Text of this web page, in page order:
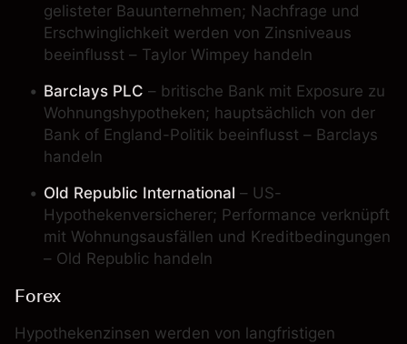
gelisteter Bauunternehmen; Nachfrage und
Erschwinglichkeit werden von Zinsniveaus
beeinflusst – Taylor Wimpey handeln
Barclays PLC – britische Bank mit Exposure zu
Wohnungshypotheken; hauptsächlich von der
Bank of England-Politik beeinflusst – Barclays
handeln
Old Republic International – US-
Hypothekenversicherer; Performance verknüpft
mit Wohnungsausfällen und Kreditbedingungen
– Old Republic handeln
Forex
Hypothekenzinsen werden von langfristigen